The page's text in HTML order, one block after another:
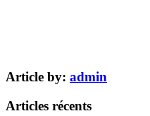
Article by: admin
Articles récents